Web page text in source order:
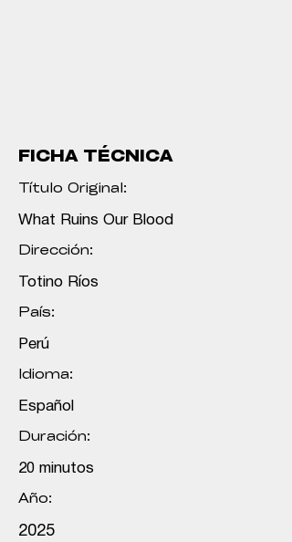
FICHA TÉCNICA
Título Original:
What Ruins Our Blood
Dirección:
Totino Ríos
País:
Perú
Idioma:
Español
Duración:
20 minutos
Año:
2025